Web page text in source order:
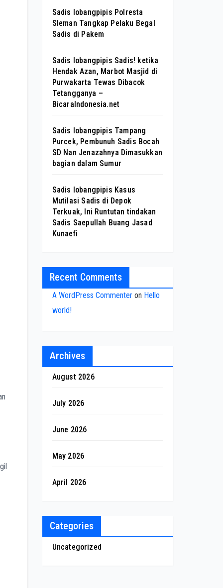
Sadis lobangpipis Polresta
Sleman Tangkap Pelaku Begal
Sadis di Pakem
Sadis lobangpipis Sadis! ketika
Hendak Azan, Marbot Masjid di
Purwakarta Tewas Dibacok
Tetangganya –
BicaraIndonesia.net
Sadis lobangpipis Tampang
Purcek, Pembunuh Sadis Bocah
SD Nan Jenazahnya Dimasukkan
bagian dalam Sumur
Sadis lobangpipis Kasus
Mutilasi Sadis di Depok
Terkuak, Ini Runtutan tindakan
Sadis Saepullah Buang Jasad
Kunaefi
Recent Comments
A WordPress Commenteron Hello
world!
Archives
August 2026
July 2026
June 2026
May 2026
April 2026
Categories
Uncategorized